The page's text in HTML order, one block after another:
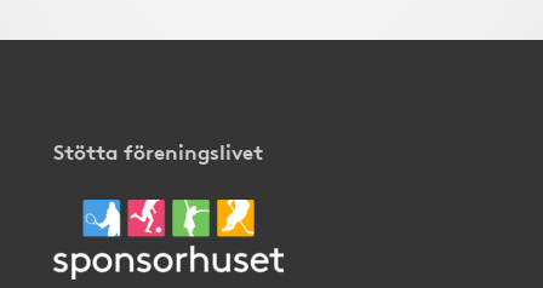
Stötta föreningslivet